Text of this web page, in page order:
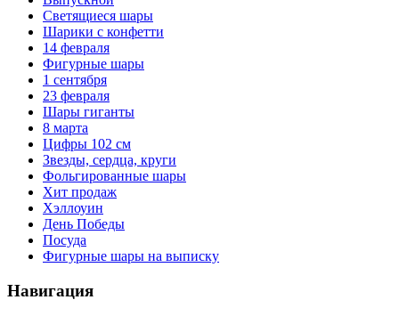
Светящиеся шары
Шарики с конфетти
14 февраля
Фигурные шары
1 сентября
23 февраля
Шары гиганты
8 марта
Цифры 102 см
Звезды, сердца, круги
Фольгированные шары
Хит продаж
Хэллоуин
День Победы
Посуда
Фигурные шары на выписку
Навигация